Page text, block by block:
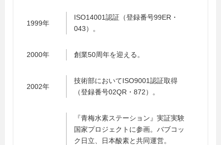
1999年
ISO14001認証（登録番号99ER・
043）。
2000年 創業50周年を迎える。
2002年
技術部においてISO9001認証取得
（登録番号02QR・872）。
『青梅水素ステーション』実証実験
国家プロジェクトに参画。バブコッ
ク日立、日本酸素と共同運営。